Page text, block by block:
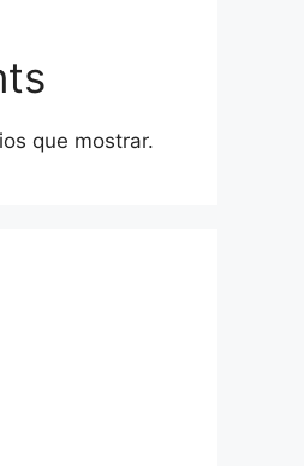
que mostrar.